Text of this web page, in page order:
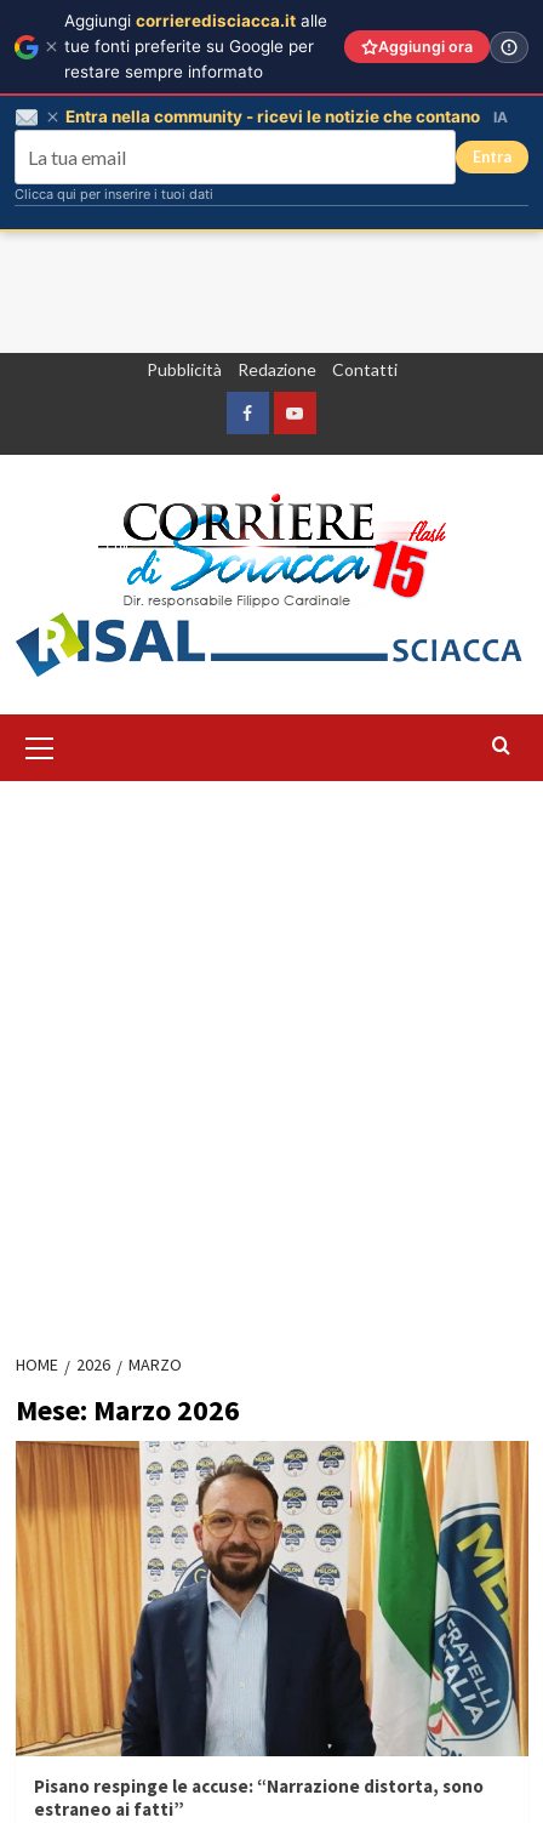
Pubblicità Redazione Contatti
FacebookYountube
principale
HOME 2026 MARZO
Mese: Marzo 2026
Pisano respinge le accuse: “Narrazione distorta, sono
estraneo ai fatti”
Aggiungi corrieredisciacca.it alle
tue fonti preferite su Google per
restare sempre informato
Aggiungi ora
Entra nella community - ricevi le notizie che contano IA
Entra
Clicca qui per inserire i tuoi dati